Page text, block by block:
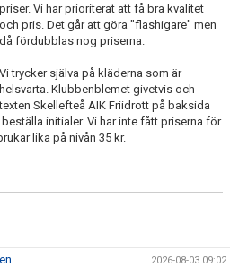
priser. Vi har prioriterat att få bra kvalitet
och pris. Det går att göra "flashigare" men
då fördubblas nog priserna.
Vi trycker själva på kläderna som är
helsvarta. Klubbenblemet givetvis och
Skellefteå AIK Friidrott på baksida
initialer. Vi har inte fått priserna för
lika på nivån 35 kr.
2026-08-03 09:02